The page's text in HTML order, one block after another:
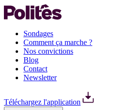
Sondages
Comment ça marche ?
Nos convictions
Blog
Contact
Newsletter
Téléchargez l'application